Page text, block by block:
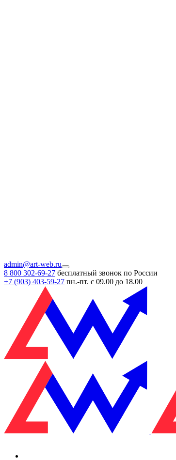
admin@art-web.ru
8 800 302-69-27 бесплатный звонок по России
+7 (903) 403-59-27 пн.-пт. с 09.00 до 18.00